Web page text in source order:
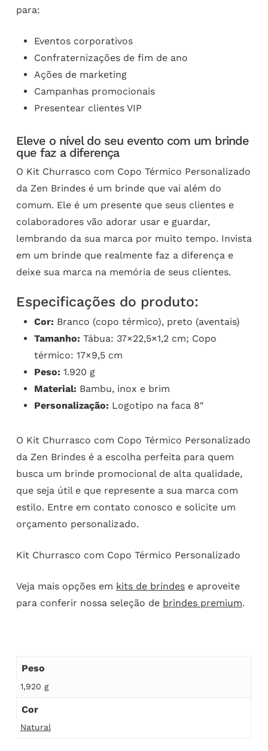
para:
Eventos corporativos
Confraternizações de fim de ano
Ações de marketing
Campanhas promocionais
Presentear clientes VIP
Eleve o nível do seu evento com um brinde
que faz a diferença
O Kit Churrasco com Copo Térmico Personalizado
da Zen Brindes é um brinde que vai além do
comum. Ele é um presente que seus clientes e
colaboradores vão adorar usar e guardar,
lembrando da sua marca por muito tempo. Invista
em um brinde que realmente faz a diferença e
deixe sua marca na memória de seus clientes.
Especificações do produto:
Cor: Branco (copo térmico), preto (aventais)
Tamanho: Tábua: 37×22,5×1,2 cm; Copo
térmico: 17×9,5 cm
Peso: 1.920 g
Material: Bambu, inox e brim
Personalização: Logotipo na faca 8″
O Kit Churrasco com Copo Térmico Personalizado
da Zen Brindes é a escolha perfeita para quem
busca um brinde promocional de alta qualidade,
que seja útil e que represente a sua marca com
estilo. Entre em contato conosco e solicite um
orçamento personalizado.
Kit Churrasco com Copo Térmico Personalizado
Veja mais opções em kits de brindese aproveite
para conferir nossa seleção de brindes premium.
Peso
1,920 g
Cor
Natural